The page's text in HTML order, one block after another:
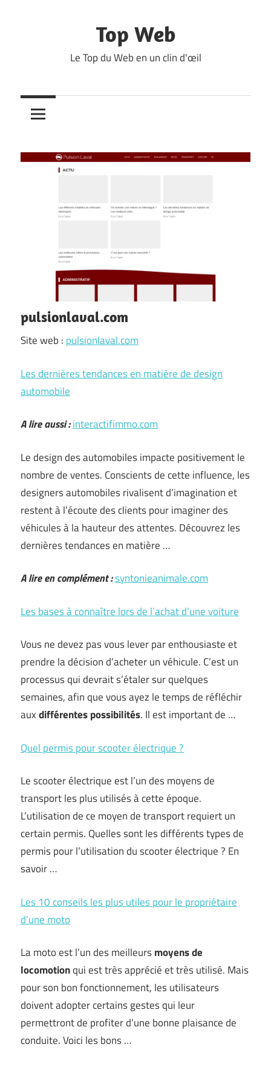
Top Web
Le Top du Web en un clin d'œil
pulsionlaval.com
Site web : pulsionlaval.com
Les dernières tendances en matière de design
automobile
A lire aussi :interactifimmo.com
Le design des automobiles impacte positivement le
nombre de ventes. Conscients de cette influence, les
designers automobiles rivalisent d’imagination et
restent à l’écoute des clients pour imaginer des
véhicules à la hauteur des attentes. Découvrez les
dernières tendances en matière …
A lire en complément :syntonieanimale.com
Les bases à connaître lors de l’achat d’une voiture
Vous ne devez pas vous lever par enthousiaste et
prendre la décision d’acheter un véhicule. C’est un
processus qui devrait s’étaler sur quelques
semaines, afin que vous ayez le temps de réfléchir
auxdifférentes possibilités. Il est important de …
Quel permis pour scooter électrique ?
Le scooter électrique est l’un des moyens de
transport les plus utilisés à cette époque.
L’utilisation de ce moyen de transport requiert un
certain permis. Quelles sont les différents types de
permis pour l’utilisation du scooter électrique ? En
savoir …
Les 10 conseils les plus utiles pour le propriétaire
d’une moto
La moto est l’un des meilleursmoyens de
locomotionqui est très apprécié et très utilisé. Mais
pour son bon fonctionnement, les utilisateurs
doivent adopter certains gestes qui leur
permettront de profiter d’une bonne plaisance de
conduite. Voici les bons …